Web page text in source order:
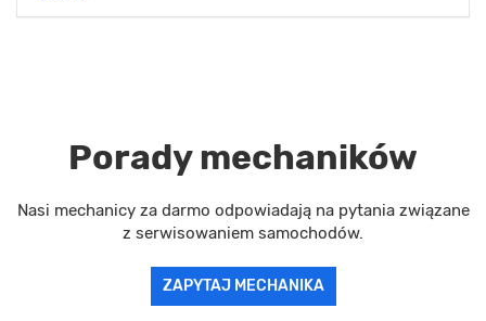
Porady mechaników
Nasi mechanicy za darmo odpowiadają na pytania związane
z serwisowaniem samochodów.
ZAPYTAJ MECHANIKA